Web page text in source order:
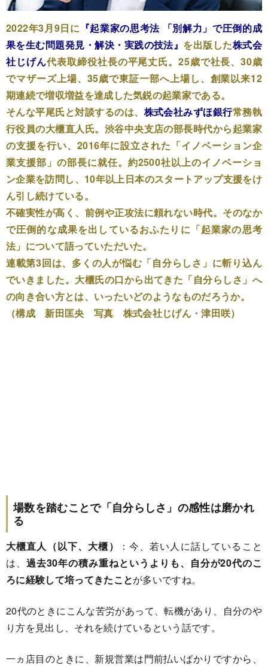
2022年3月9日に 『起業家の思考法 「別解力」で圧倒的成
果を生む問題発見・解決・実践の技法』 を出版した株式会
社じげん代表取締役社長の平尾丈氏。25歳で社長、30歳
でマザーズ上場、35歳で東証一部へ上場し、創業以来12
期連続で増収増益を達成した気鋭の起業家である。
そんな平尾氏と対談するのは、 株式会社みずほ銀行常務執
行役員の大櫃直人氏。渋谷中央支店の部長時代から起業家
の支援を行い、2016年に設立された「イノベーション企
業支援部」の部長に就任。約2500社以上のイノベーショ
ン企業を訪問し、10年以上日本のスタートアップ支援をけ
ん引し続けている。
不確実性が高く、前例や正攻法に頼れない時代。そのなか
で圧倒的な成果を出しているおふたりに「起業家の思考
法」について語っていただいた。
連載第3回は、多くの人が悩む「自分らしさ」に斬り込ん
でいきました。大櫃氏の口から出てきた「自分らしさ」へ
の向き合い方とは、いったいどのようなものだろうか。
（構成 新田匡央 写真 株式会社じげん・津田咲）
場数を踏むことで「自分らしさ」の感性は磨かれ
る
大櫃直人（以下、大櫃）
：今、若い人に話していること
は、 過去30年の積み重ねというよりも、自分が20代のこ
ろに経験して培ってきたことが多いですね。
20代のときにこんな苦労があって、転機があり、自分のや
り方を見出し、それを続けているという話です。
一ヵ店目のときに、新規営業は門前払いばかりですから、